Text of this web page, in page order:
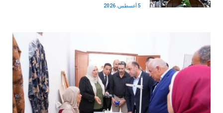
5 أغسطس، 2026